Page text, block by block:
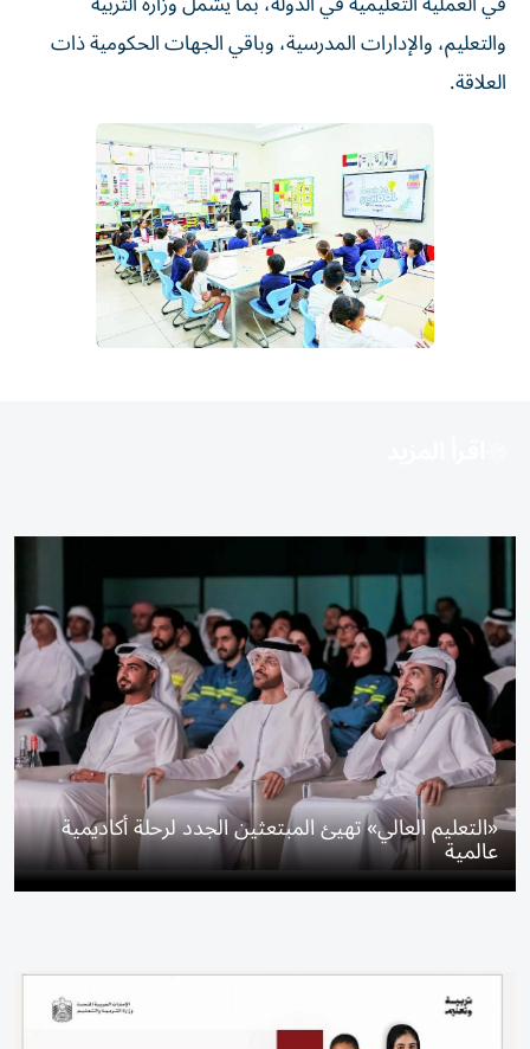
والتعليم، والإدارات المدرسية، وباقي الجهات الحكومية ذات
العلاقة.
«التعليم العالي» تهيئ المبتعثين الجدد لرحلة أكاديمية
عالمية